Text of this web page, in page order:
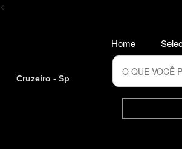
<
Cruzeiro - Sp
Home